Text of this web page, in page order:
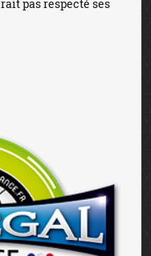
pas respecté ses